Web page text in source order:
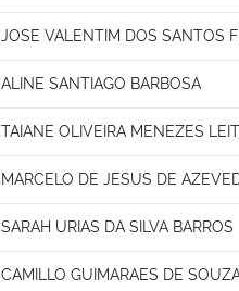
JOSE VALENTIM DOS SANTOS
ALINE SANTIAGO BARBOSA
TAIANE OLIVEIRA MENEZES
MARCELO DE JESUS DE
SARAH URIAS DA SILVA BARROS
CAMILLO GUIMARAES DE